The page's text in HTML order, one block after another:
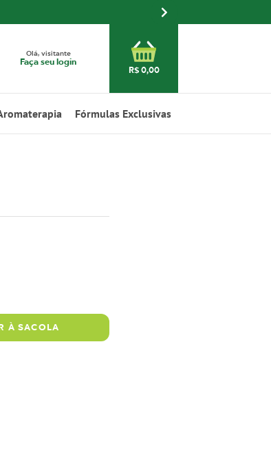
Olá, visitante
Faça seu login
R$ 0,00
Fórmulas Exclusivas
À SACOLA